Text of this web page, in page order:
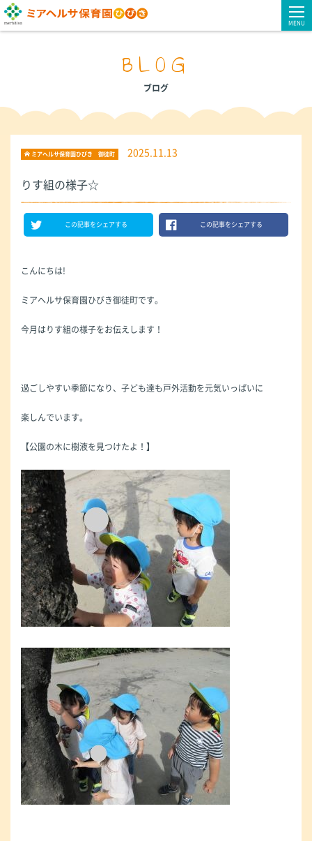
MENU
BLOG
ブログ
ミアヘルサ保育園ひびき 御徒町 2025.11.13
りす組の様子☆
この記事をシェアする この記事をシェアする
こんにちは!
ミアヘルサ保育園ひびき御徒町です。
今月はりす組の様子をお伝えします！
過ごしやすい季節になり、子ども達も戸外活動を元気いっぱいに
楽しんでいます。
【公園の木に樹液を見つけたよ！】